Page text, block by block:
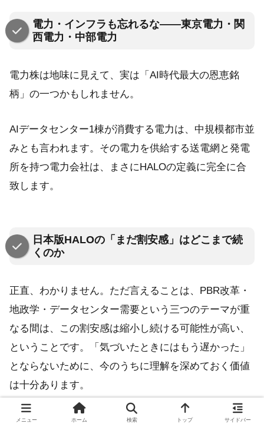
電力・インフラも忘れるな——東京電力・関
西電力・中部電力
電力株は地味に見えて、実は「AI時代最大の恩恵銘
柄」の一つかもしれません。
AIデータセンター1棟が消費する電力は、中規模都市並
みとも言われます。その電力を供給する送電網と発電
所を持つ電力会社は、まさにHALOの定義に完全に合
致します。
日本版HALOの「まだ割安感」はどこまで続
くのか
正直、わかりません。ただ言えることは、PBR改革・
地政学・データセンター需要という三つのテーマが重
なる間は、この割安感は縮小し続ける可能性が高い、
ということです。「気づいたときにはもう遅かった」
とならないために、今のうちに理解を深めておく価値
は十分あります。
メニュー ホーム 検索 トップ サイドバー